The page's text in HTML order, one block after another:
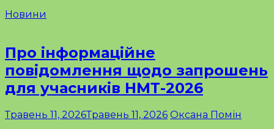
Новини
Про інформаційне
повідомлення щодо запрошень
для учасників НМТ-2026
Травень 11, 2026Травень 11, 2026 Оксана Помін